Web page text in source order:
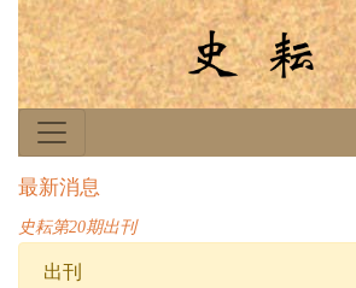
最新消息
史耘第20期出刊
出刊